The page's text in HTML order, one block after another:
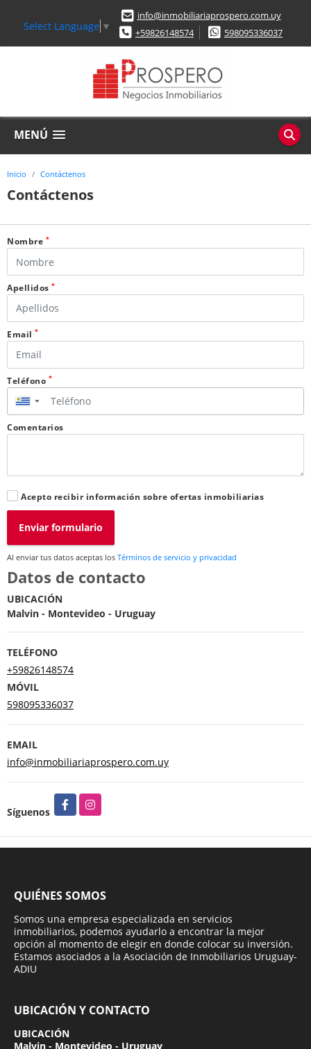
Select Language ▼
info@inmobiliariaprospero.com.uy
+59826148574
598095336037
MENÚ
Inicio Contáctenos
Contáctenos
Nombre *
Apellidos *
Email *
Teléfono *
▼
Comentarios
Acepto recibir información sobre ofertas inmobiliarias
Enviar formulario
Al enviar tus datos aceptas los Términos de servicio y privacidad
Datos de contacto
UBICACIÓN
Malvin - Montevideo - Uruguay
TELÉFONO
+59826148574
MÓVIL
598095336037
EMAIL
info@inmobiliariaprospero.com.uy
Síguenos
FacebookInstagram
QUIÉNES SOMOS
Somos una empresa especializada en servicios
inmobiliarios, podemos ayudarlo a encontrar la mejor
opción al momento de elegir en donde colocar su inversión.
Estamos asociados a la Asociación de Inmobiliarios Uruguay-
ADIU
UBICACIÓN Y CONTACTO
UBICACIÓN
Malvin - Montevideo - Uruguay